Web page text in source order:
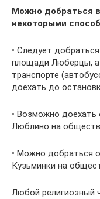
Можно добраться
некоторыми
• Следует
площади Люберцы,
транспорте
доехать до
• Возможно доехать
Люблино на
• Можно добраться
Кузьминки на
Любой религиозный